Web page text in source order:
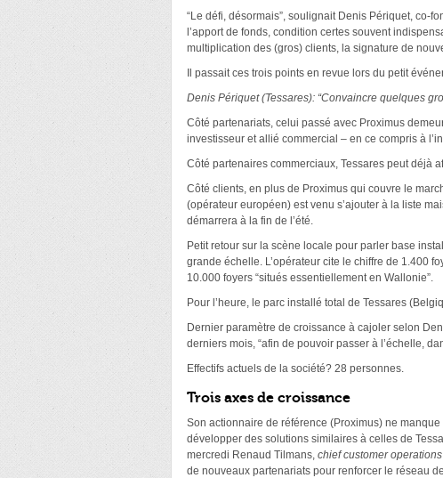
“Le défi, désormais”, soulignait Denis Périquet, co-
l’apport de fonds, condition certes souvent
multiplication des (gros) clients, la signature de
Il passait ces trois points en revue lors du petit
Denis Périquet (Tessares): “Convaincre quelques
Côté partenariats, celui passé avec Proximus
investisseur et allié commercial – en ce compris à
Côté partenaires commerciaux, Tessares peut déjà
Côté clients, en plus de Proximus qui couvre le
(opérateur européen) est venu s’ajouter à la liste
démarrera à la fin de l’été.
Petit retour sur la scène locale pour parler base
grande échelle. L’opérateur cite le chiffre de 1.400
10.000 foyers “situés essentiellement en Wallonie”.
Pour l’heure, le parc installé total de Tessares
Dernier paramètre de croissance à cajoler selon
derniers mois, “afin de pouvoir passer à l’échelle,
Effectifs actuels de la société? 28 personnes.
Trois axes de croissance
Son actionnaire de référence (Proximus) ne
développer des solutions similaires à celles de
mercredi Renaud Tilmans, chief customer
de nouveaux partenariats pour renforcer le réseau